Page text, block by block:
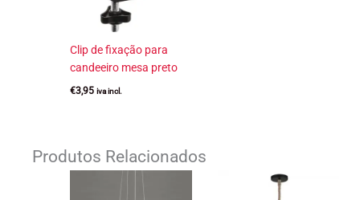
Clip de fixação para
candeeiro mesa preto
€3,95 iva incl.
Produtos Relacionados